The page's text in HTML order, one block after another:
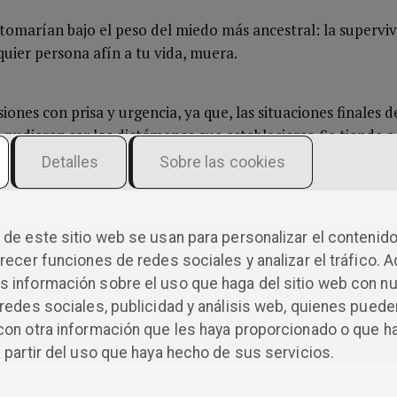
bajo el peso del miedo más ancestral: la
persona afín a tu vida, muera.
con prisa y urgencia, ya que, las situaciones finales
ser los dictámenes que establecieras. Se tiende
riesgos, porque no estamos acostumbrados a que la
dependan directamente de nosotros.
y a partir de ese momento, solo quedaría
elección
es la pérdida de alguien, del miedo de perder la vida
y de la vida propia. Ese miedo y ese sentimiento de
de tu mente para hacerte revivir cada consecuencia mil
este sitio web se usan para personalizar el
funciones de redes sociales y analizar el tráfico.
información sobre el uso que haga del sitio web con
sociales, publicidad y análisis web, quienes
otra información que les haya proporcionado o que
partir del uso que haya hecho de sus servicios.
Detalles Sobre las cookies